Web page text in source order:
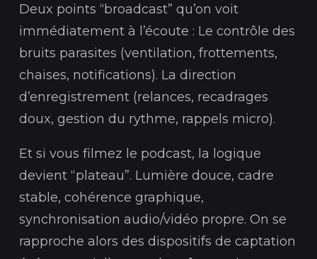
Deux points “broadcast” qu’on voit
immédiatement à l’écoute : Le contrôle des
bruits parasites (ventilation, frottements,
chaises, notifications). La direction
d’enregistrement (relances, recadrages
doux, gestion du rythme, rappels micro).
Et si vous filmez le podcast, la logique
devient “plateau”. Lumière douce, cadre
stable, cohérence graphique,
synchronisation audio/vidéo propre. On se
rapproche alors des dispositifs de captation